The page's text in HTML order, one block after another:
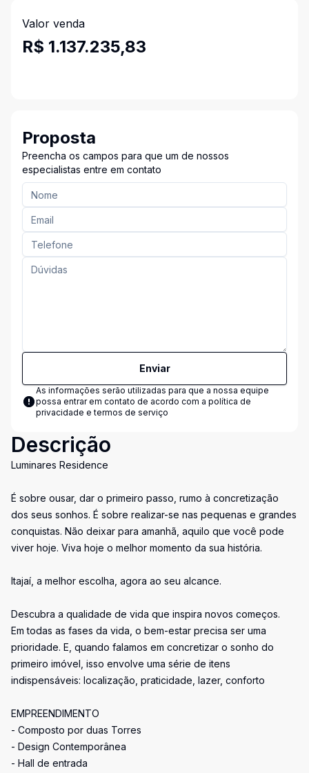
Valor venda
R$ 1.137.235,83
Proposta
Preencha os campos para que um de nossos
especialistas entre em contato
Enviar
As informações serão utilizadas para que a nossa equipe
possa entrar em contato de acordo com a política de
privacidade e termos de serviço
Descrição
Luminares Residence
É sobre ousar, dar o primeiro passo, rumo à concretização
dos seus sonhos. É sobre realizar-se nas pequenas e grandes
conquistas. Não deixar para amanhã, aquilo que você pode
viver hoje. Viva hoje o melhor momento da sua história.
Itajaí, a melhor escolha, agora ao seu alcance.
Descubra a qualidade de vida que inspira novos começos.
Em todas as fases da vida, o bem-estar precisa ser uma
prioridade. E, quando falamos em concretizar o sonho do
primeiro imóvel, isso envolve uma série de itens
indispensáveis: localização, praticidade, lazer, conforto
EMPREENDIMENTO
- Composto por duas Torres
- Design Contemporânea
- Hall de entrada